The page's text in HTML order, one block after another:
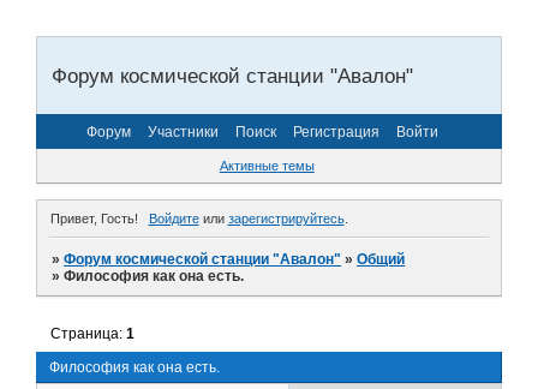
Форум космической станции "Авалон"
Форум Участники Поиск Регистрация Войти
Активные темы
Привет, Гость! Войдитеили зарегистрируйтесь.
»Форум космической станции "Авалон" »Общий
»Философия как она есть.
Философия как она есть.
Страница:1